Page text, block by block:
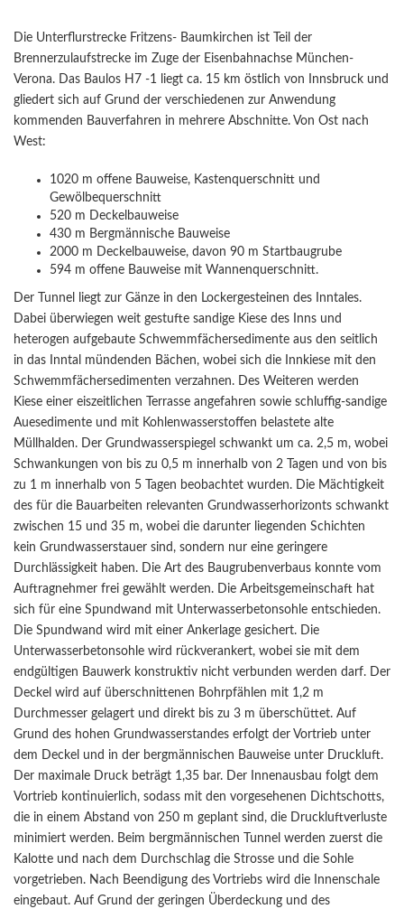
Die Unterflurstrecke Fritzens- Baumkirchen ist Teil der
Brennerzulaufstrecke im Zuge der Eisenbahnachse München-
Verona. Das Baulos H7 -1 liegt ca. 15 km östlich von Innsbruck und
gliedert sich auf Grund der verschiedenen zur Anwendung
kommenden Bauverfahren in mehrere Abschnitte. Von Ost nach
West:
1020 m offene Bauweise, Kastenquerschnitt und
Gewölbequerschnitt
520 m Deckelbauweise
430 m Bergmännische Bauweise
2000 m Deckelbauweise, davon 90 m Startbaugrube
594 m offene Bauweise mit Wannenquerschnitt.
Der Tunnel liegt zur Gänze in den Lockergesteinen des Inntales.
Dabei überwiegen weit gestufte sandige Kiese des Inns und
heterogen aufgebaute Schwemmfächersedimente aus den seitlich
in das Inntal mündenden Bächen, wobei sich die Innkiese mit den
Schwemmfächersedimenten verzahnen. Des Weiteren werden
Kiese einer eiszeitlichen Terrasse angefahren sowie schluffig-sandige
Auesedimente und mit Kohlenwasserstoffen belastete alte
Müllhalden. Der Grundwasserspiegel schwankt um ca. 2,5 m, wobei
Schwankungen von bis zu 0,5 m innerhalb von 2 Tagen und von bis
zu 1 m innerhalb von 5 Tagen beobachtet wurden. Die Mächtigkeit
des für die Bauarbeiten relevanten Grundwasserhorizonts schwankt
zwischen 15 und 35 m, wobei die darunter liegenden Schichten
kein Grundwasserstauer sind, sondern nur eine geringere
Durchlässigkeit haben. Die Art des Baugrubenverbaus konnte vom
Auftragnehmer frei gewählt werden. Die Arbeitsgemeinschaft hat
sich für eine Spundwand mit Unterwasserbetonsohle entschieden.
Die Spundwand wird mit einer Ankerlage gesichert. Die
Unterwasserbetonsohle wird rückverankert, wobei sie mit dem
endgültigen Bauwerk konstruktiv nicht verbunden werden darf. Der
Deckel wird auf überschnittenen Bohrpfählen mit 1,2 m
Durchmesser gelagert und direkt bis zu 3 m überschüttet. Auf
Grund des hohen Grundwasserstandes erfolgt der Vortrieb unter
dem Deckel und in der bergmännischen Bauweise unter Druckluft.
Der maximale Druck beträgt 1,35 bar. Der Innenausbau folgt dem
Vortrieb kontinuierlich, sodass mit den vorgesehenen Dichtschotts,
die in einem Abstand von 250 m geplant sind, die Druckluftverluste
minimiert werden. Beim bergmännischen Tunnel werden zuerst die
Kalotte und nach dem Durchschlag die Strosse und die Sohle
vorgetrieben. Nach Beendigung des Vortriebs wird die Innenschale
eingebaut. Auf Grund der geringen Überdeckung und des